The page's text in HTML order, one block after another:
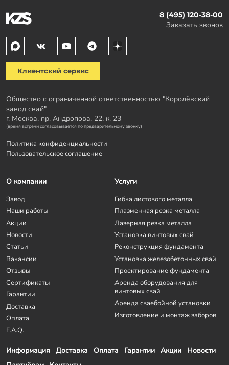
8 (495) 120-38-00
Заказать звонок
Клиентский сервис
Общество с ограниченной ответственностью "Королёвский
завод свай"
г. Москва, пр. Андропова, 22, к. 23
(время встречи согласовывается по предварительному звонку)
Политика конфиденциальности
Пользовательское соглашение
Информация Доставка Оплата Гарантии Акции
Новости
О компании
Завод
Наши работы
Акции
Новости
Статьи
Вакансии
Отзывы
Сертификаты
Гарантии
Доставка
Оплата
F.A.Q.
Услуги
Гибка листового металла
Плазменная резка металла
Лазерная резка металла
Установка винтовых свай
Реконструкция фундамента
Установка железобетонных свай
Проектирование фундамента
Аренда оборудования для
винтовых свай
Аренда сваебойной установки
Изготовление и монтаж заборов